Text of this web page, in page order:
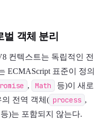
벌 객체 분리
컨텍스트는 독립적인 전
ECMAScript 표준이 정의
, Math
등)이 새로
의 전역 객체( process ,
등)는 포함되지 않는다.